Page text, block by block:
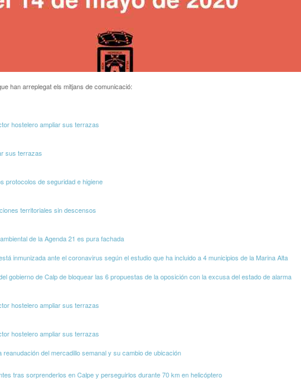
han arreplegat els mitjans de comunicació:
hostelero ampliar sus terrazas
sus terrazas
protocolos de seguridad e higiene
territoriales sin descensos
de la Agenda 21 es pura fachada
inmunizada ante el coronavirus según el estudio que ha incluido a 4 municipios de la Marina Alta
gobierno de Calp de bloquear las 6 propuestas de la oposición con la excusa del estado de alarma
hostelero ampliar sus terrazas
hostelero ampliar sus terrazas
reanudación del mercadillo semanal y su cambio de ubicación
tras sorprenderlos en Calpe y perseguirlos durante 70 km en helicóptero